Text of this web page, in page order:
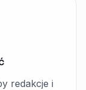
redakcje i